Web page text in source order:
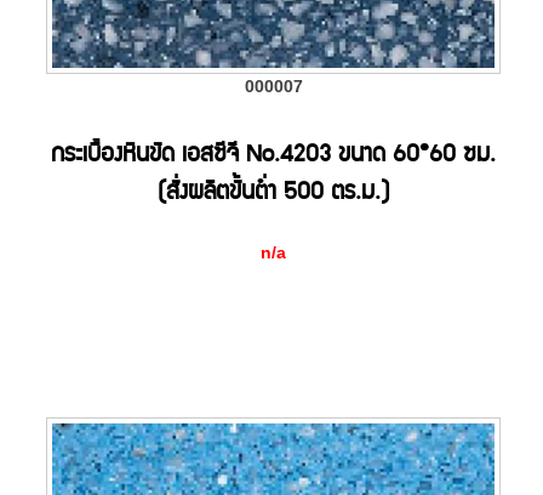
000007
กระเบื้องหินขัด เอสซีจี No.4203 ขนาด 60*60 ซม.
(สั่งผลิตขั้นต่ำ 500 ตร.ม.)
n/a